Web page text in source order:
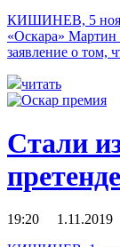
КИШИНЕВ, 5 ноя
«Оскара» Мартин
заявление о том,
читать
Стали
19:20 1.11.2019